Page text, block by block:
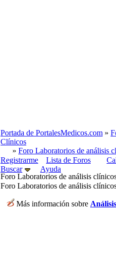
Portada de PortalesMedicos.com »
Clínicos
» Foro Laboratorios de análisis
Registrarme
Lista de Foros
Buscar
Ayuda
Foro Laboratorios de análisis
Foro Laboratorios de análisis
Más información sobre